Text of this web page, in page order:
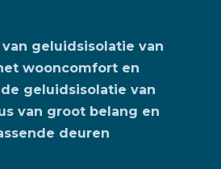
geluidsisolatie van
wooncomfort en
geluidsisolatie van
van groot belang en
deuren